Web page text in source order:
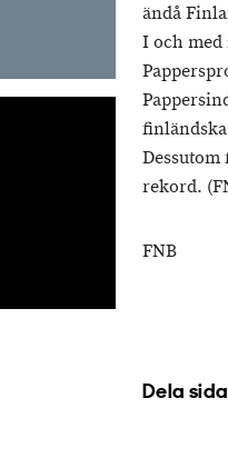
ändå
I och med
rekord.
FNB
Dela